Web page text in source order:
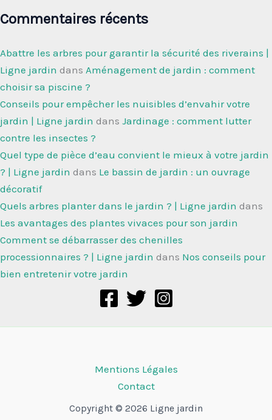
Commentaires récents
Abattre les arbres pour garantir la sécurité des riverains |
Ligne jardin dans Aménagement de jardin : comment
choisir sa piscine ?
Conseils pour empêcher les nuisibles d’envahir votre
jardin | Ligne jardin dans Jardinage : comment lutter
contre les insectes ?
Quel type de pièce d’eau convient le mieux à votre jardin
? | Ligne jardin dans Le bassin de jardin : un ouvrage
décoratif
Quels arbres planter dans le jardin ? | Ligne jardin dans
Les avantages des plantes vivaces pour son jardin
Comment se débarrasser des chenilles
processionnaires ? | Ligne jardin dans Nos conseils pour
bien entretenir votre jardin
Mentions Légales
Contact
Copyright © 2026 Ligne jardin